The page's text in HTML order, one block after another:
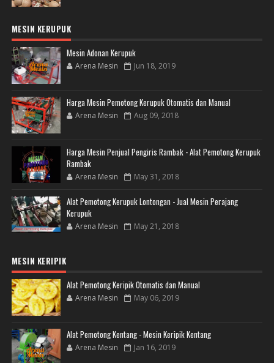
MESIN KERUPUK
Mesin Adonan Kerupuk
Arena Mesin Jun 18, 2019
Harga Mesin Pemotong Kerupuk Otomatis dan Manual
Arena Mesin Aug 09, 2018
Harga Mesin Penjual Pengiris Rambak - Alat Pemotong Kerupuk
Rambak
Arena Mesin May 31, 2018
Alat Pemotong Kerupuk Lontongan - Jual Mesin Perajang
Kerupuk
Arena Mesin May 21, 2018
MESIN KERIPIK
Alat Pemotong Keripik Otomatis dan Manual
Arena Mesin May 06, 2019
Alat Pemotong Kentang - Mesin Keripik Kentang
Arena Mesin Jan 16, 2019